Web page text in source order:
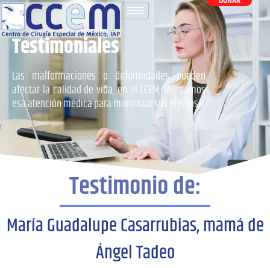
Testimoniales
Las malformaciones o deformidades pueden
afectar la calidad de vida, en el CCEM, IAP damos
esa atención médica para minimizar sus efectos
Testimonio de:
María Guadalupe Casarrubias, mamá de
Ángel Tadeo